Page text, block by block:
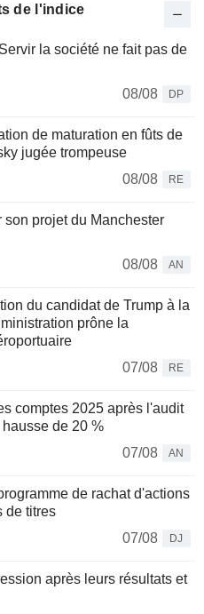
de l'indice
la société ne fait pas de
08/08
DP
de maturation en fûts de
jugée trompeuse
08/08
RE
projet du Manchester
08/08
AN
du candidat de Trump à la
prône la
07/08
RE
comptes 2025 après l'audit
de 20 %
07/08
AN
de rachat d'actions
de titres
07/08
DJ
après leurs résultats et